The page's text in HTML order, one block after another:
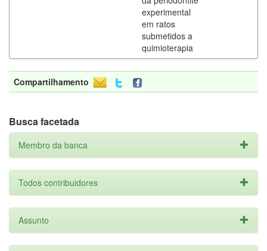
experimental
em ratos
submetidos a
quimioterapia
Compartilhamento
Busca facetada
Membro da banca
Todos contribuidores
Assunto